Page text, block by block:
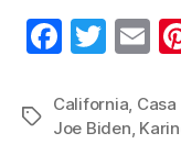
F
c
T
tt
E
Etiquetas
California,
Joe Biden,